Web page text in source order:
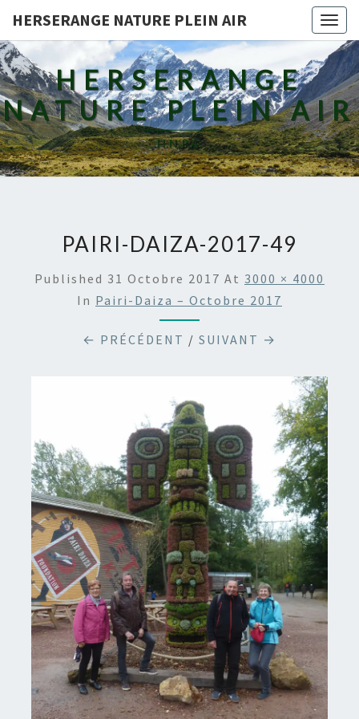
HERSERANGE NATURE PLEIN AIR
HERSERANGE
NATURE PLEIN AIR
H.N.P.A.
PAIRI-DAIZA-2017-49
Published 31 Octobre 2017 At 3000 × 4000
In Pairi-Daiza – Octobre 2017
← PRÉCÉDENT / SUIVANT →